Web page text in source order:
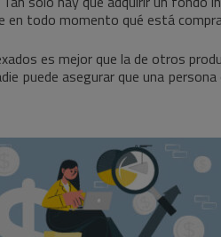
en todo momento qué está
es mejor que la de otros
puede asegurar que una